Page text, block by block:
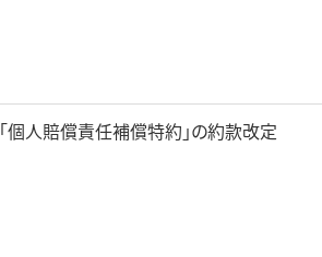
「個人賠償責任補償特約」の約款改定